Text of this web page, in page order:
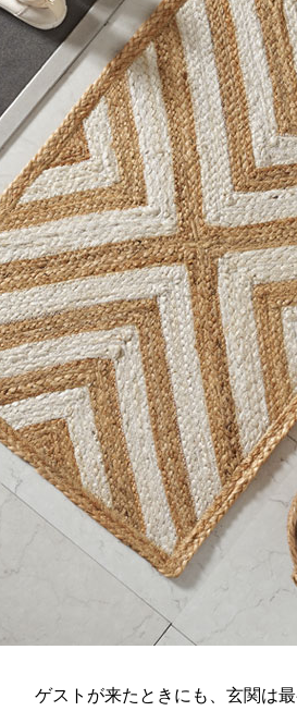
ゲストが来たときにも、玄関は